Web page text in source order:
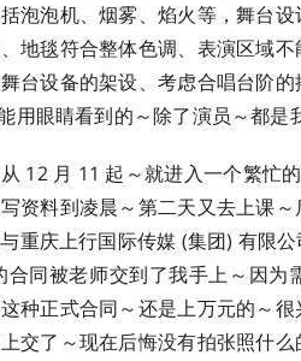
泡泡机、烟雾、焰火等，舞台
地毯符合整体色调、表演区域
台设备的架设、考虑合唱台阶
用眼睛看到的～除了演员～都是
12 月 11 起～就进入一个繁忙
资料到凌晨～第二天又去上课
重庆上行国际传媒 (集团) 有限
合同被老师交到了我手上～因
种正式合同～还是上万元的～
交了～现在后悔没有拍张照什